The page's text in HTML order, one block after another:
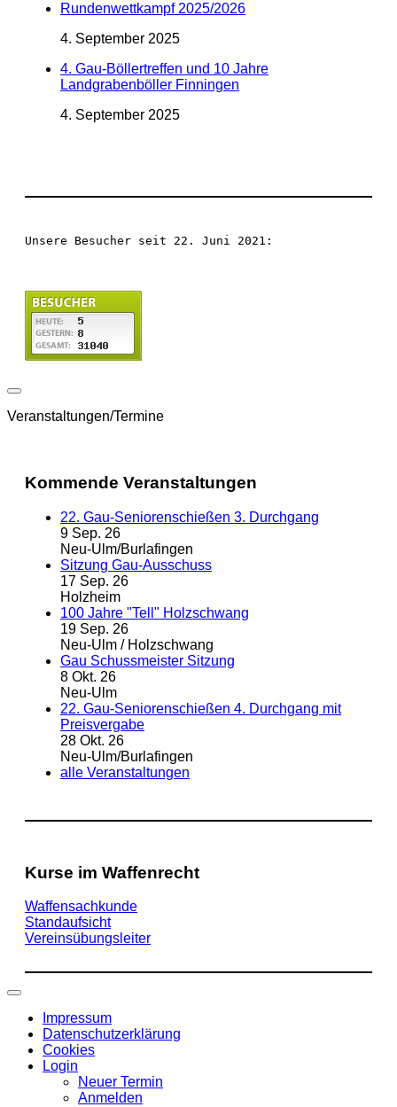
Rundenwettkampf 2025/2026
4. September 2025
4. Gau-Böllertreffen und 10 Jahre
Landgrabenböller Finningen
4. September 2025
Unsere Besucher seit 22. Juni 2021:
Veranstaltungen/Termine
Kommende Veranstaltungen
22. Gau-Seniorenschießen 3. Durchgang
9 Sep. 26
Neu-Ulm/Burlafingen
Sitzung Gau-Ausschuss
17 Sep. 26
Holzheim
100 Jahre "Tell" Holzschwang
19 Sep. 26
Neu-Ulm / Holzschwang
Gau Schussmeister Sitzung
8 Okt. 26
Neu-Ulm
22. Gau-Seniorenschießen 4. Durchgang mit
Preisvergabe
28 Okt. 26
Neu-Ulm/Burlafingen
alle Veranstaltungen
Kurse im Waffenrecht
Waffensachkunde
Standaufsicht
Vereinsübungsleiter
Impressum
Datenschutzerklärung
Cookies
Login
Neuer Termin
Anmelden